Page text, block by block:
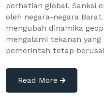
perhatian global. Sanksi
oleh negara-negara
mengubah dinamika
mengalami tekanan
pemerintah tetap
Read More